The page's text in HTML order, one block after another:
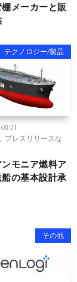
メーカーと販
テクノロジー/製品
プレスリリースな
モニア燃料ア
の基本設計承
その他